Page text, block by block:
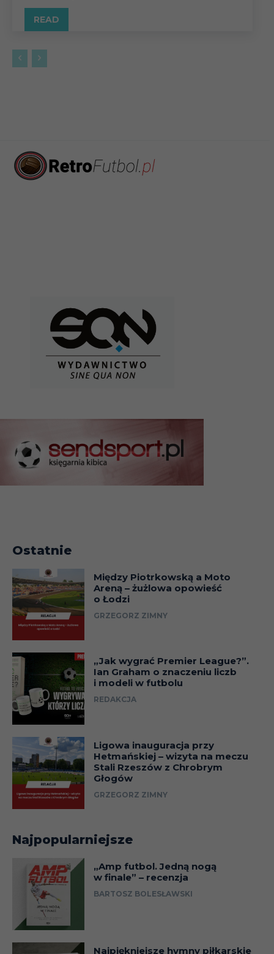
READ
Ostatnie
Między Piotrkowską a Moto
Areną – żużlowa opowieść
o Łodzi
GRZEGORZ ZIMNY
„Jak wygrać Premier League?”.
Ian Graham o znaczeniu liczb
i modeli w futbolu
REDAKCJA
Ligowa inauguracja przy
Hetmańskiej – wizyta na meczu
Stali Rzeszów z Chrobrym
Głogów
GRZEGORZ ZIMNY
Najpopularniejsze
„Amp futbol. Jedną nogą
w finale” – recenzja
BARTOSZ BOLESŁAWSKI
Najpiękniejsze hymny piłkarskie